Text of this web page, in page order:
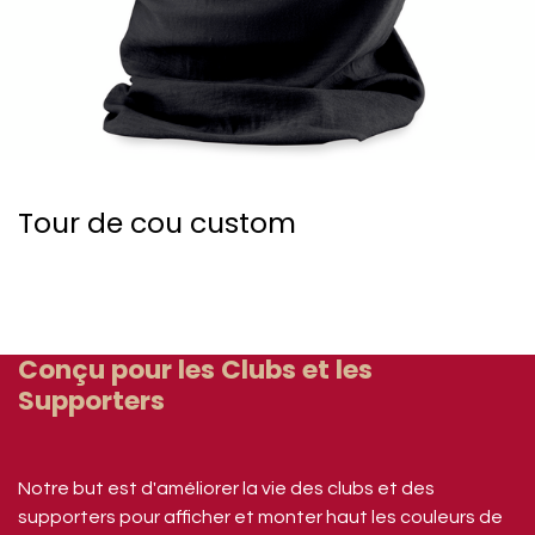
Tour de cou custom
Conçu pour les Clubs et les
Supporters
Notre but est d'améliorer la vie des clubs et des
supporters pour afficher et monter haut les couleurs de